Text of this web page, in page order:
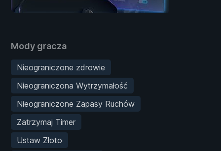
Mody gracza
Nieograniczone zdrowie
Nieograniczona Wytrzymałość
Nieograniczone Zapasy Ruchów
Zatrzymaj Timer
Ustaw Złoto